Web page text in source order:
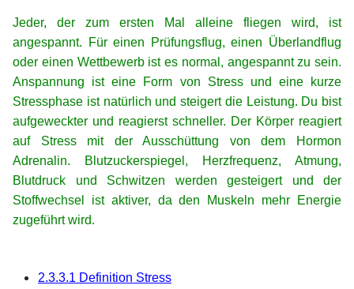
Jeder, der zum ersten Mal alleine fliegen wird, ist
angespannt. Für einen Prüfungsflug, einen Überlandflug
oder einen Wettbewerb ist es normal, angespannt zu sein.
Anspannung ist eine Form von Stress und eine kurze
Stressphase ist natürlich und steigert die Leistung. Du bist
aufgeweckter und reagierst schneller. Der Körper reagiert
auf Stress mit der Ausschüttung von dem Hormon
Adrenalin. Blutzuckerspiegel, Herzfrequenz, Atmung,
Blutdruck und Schwitzen werden gesteigert und der
Stoffwechsel ist aktiver, da den Muskeln mehr Energie
zugeführt wird.
2.3.3.1 Definition Stress